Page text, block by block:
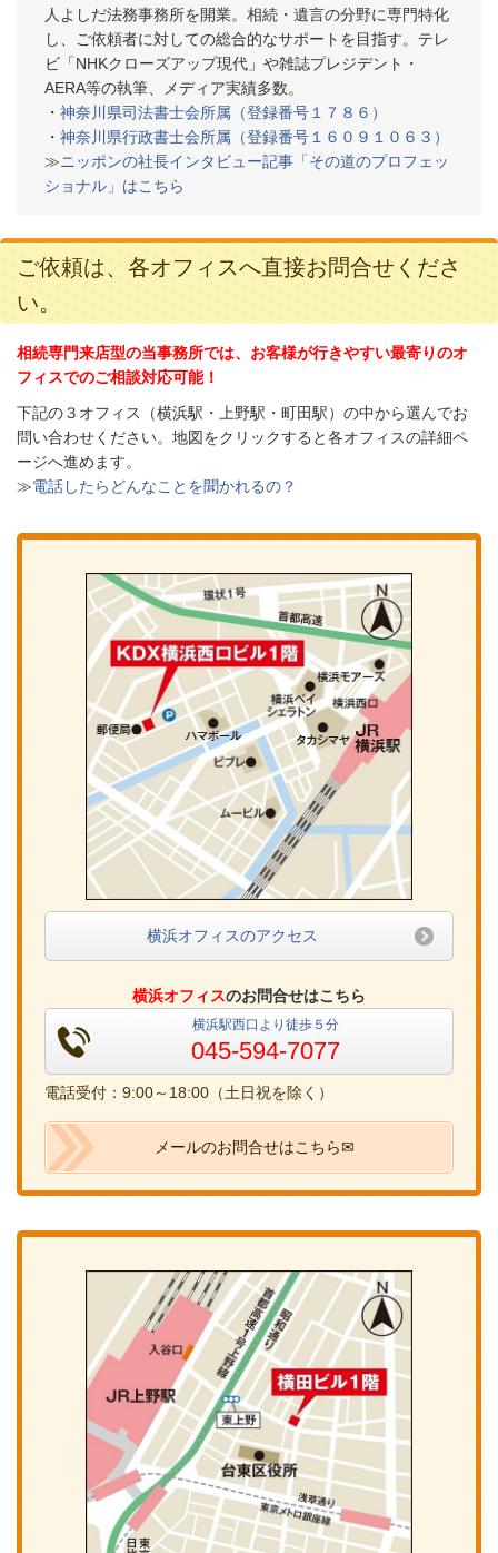
人よしだ法務事務所を開業。相続・遺言の分野に専門特化
し、ご依頼者に対しての総合的なサポートを目指す。テレ
ビ「NHKクローズアップ現代」や雑誌プレジデント・
AERA等の執筆、メディア実績多数。
・ 神奈川県司法書士会所属（登録番号１７８６）
・ 神奈川県行政書士会所属（登録番号１６０９１０６３）
≫ニッポンの社長インタビュー記事「その道のプロフェッ
ショナル」はこちら
ご依頼は、各オフィスへ直接お問合せくださ
い。
相続専門来店型の当事務所では、お客様が行きやすい最寄りのオ
フィスでのご相談対応可能！
下記の３オフィス（横浜駅・上野駅・町田駅）の中から選んでお
問い合わせください。 地図をクリックすると各オフィスの詳細ペ
ージへ進めます。
≫電話したらどんなことを聞かれるの？
横浜オフィスのアクセス
横浜オフィスのお問合せはこちら
横浜駅西口より徒歩５分
045-594-7077
電話受付：9:00～18:00（土日祝を除く）
メールのお問合せはこちら✉